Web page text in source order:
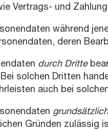
Vertrags- und
während
deren
durch Dritte
solchen Dritten
auch bei
grundsätzlich
Gründen zulässig